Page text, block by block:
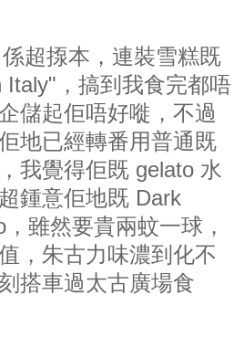
超揼本，連裝雪糕既
Italy"，搞到我食完都唔
儲起佢唔好嘥，不過
地已經轉番用普通既
我覺得佢既 gelato 水
鍾意佢地既 Dark
雖然要貴兩蚊一球，
，朱古力味濃到化不
搭車過太古廣場食